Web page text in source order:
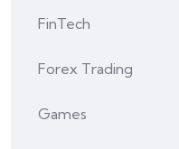
FinTech
Forex Trading
Games